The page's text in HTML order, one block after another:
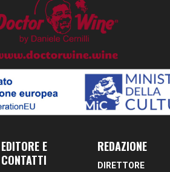
EDITORE E
CONTATTI
REDAZIONE
DIRETTORE